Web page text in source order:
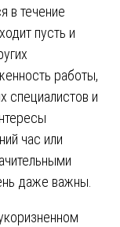
в течение
пусть и
работы,
специалистов и
час или
даже важны.